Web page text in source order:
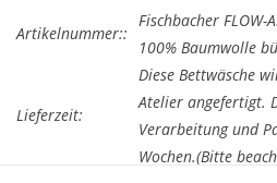
Tel.0049(0)7322-919376
Artikelnummer::
Fischbacher FLOW-
100% Baumwolle
Lieferzeit:
Diese Bettwäsche
Atelier angefertigt.
Verarbeitung und
Wochen.(Bitte